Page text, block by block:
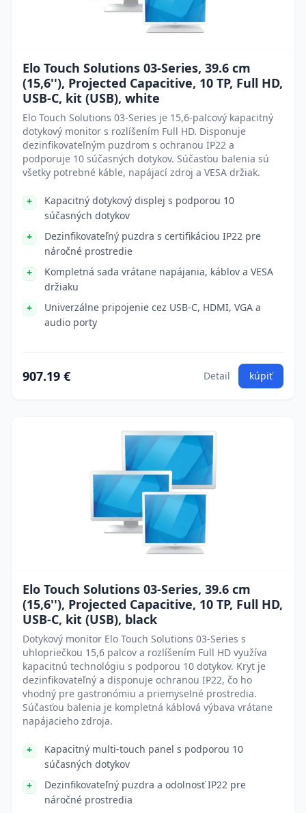
Elo Touch Solutions 03-Series, 39.6 cm
(15,6''), Projected Capacitive, 10 TP, Full HD,
USB-C, kit (USB), white
Elo Touch Solutions 03-Series je 15,6-palcový kapacitný
dotykový monitor s rozlíšením Full HD. Disponuje
dezinfikovateľným puzdrom s ochranou IP22 a
podporuje 10 súčasných dotykov. Súčasťou balenia sú
všetky potrebné káble, napájací zdroj a VESA držiak.
Kapacitný dotykový displej s podporou 10
súčasných dotykov
Dezinfikovateľný puzdra s certifikáciou IP22 pre
náročné prostredie
Kompletná sada vrátane napájania, káblov a VESA
držiaku
Univerzálne pripojenie cez USB-C, HDMI, VGA a
audio porty
907.19 € Detail kúpiť
Elo Touch Solutions 03-Series, 39.6 cm
(15,6''), Projected Capacitive, 10 TP, Full HD,
USB-C, kit (USB), black
Dotykový monitor Elo Touch Solutions 03-Series s
uhlopriečkou 15,6 palcov a rozlíšením Full HD využíva
kapacitnú technológiu s podporou 10 dotykov. Kryt je
dezinfikovateľný a disponuje ochranou IP22, čo ho
vhodný pre gastronómiu a priemyselné prostredia.
Súčasťou balenia je kompletná káblová výbava vrátane
napájacieho zdroja.
Kapacitný multi-touch panel s podporou 10
súčasných dotykov
Dezinfikovateľný puzdra a odolnosť IP22 pre
náročné prostredia